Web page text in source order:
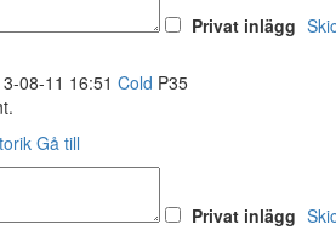
Privat inlägg
08-11 16:51 Cold P35
Gå till
Privat inlägg